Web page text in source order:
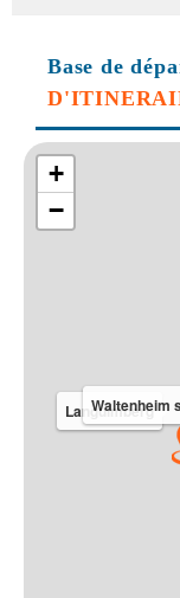
Base de